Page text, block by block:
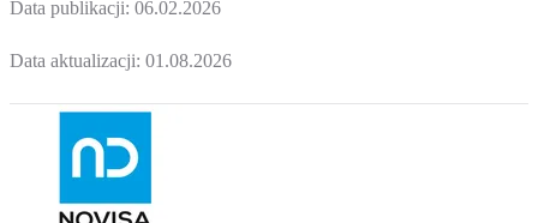
Data publikacji: 06.02.2026
Data aktualizacji: 01.08.2026